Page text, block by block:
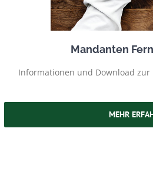
Mandanten
Informationen und Download
MEHR